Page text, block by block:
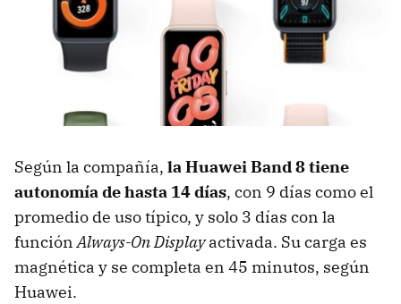
Según la compañía, la Huawei Band 8 tiene
autonomía de hasta 14 días, con 9 días como el
promedio de uso típico, y solo 3 días con la
funciónAlways-On Displayactivada. Su carga es
magnética y se completa en 45 minutos, según
Huawei.